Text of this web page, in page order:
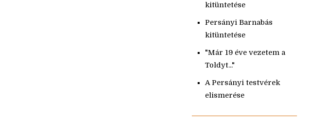
kitüntetése
Persányi Barnabás
kitüntetése
"Már 19 éve vezetem a
Toldyt..."
A Persányi testvérek
elismerése